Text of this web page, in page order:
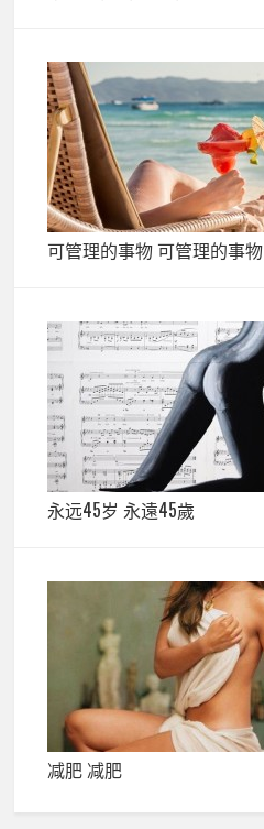
可管理的事物 可管理的事物
永远45岁 永遠45歲
减肥 减肥